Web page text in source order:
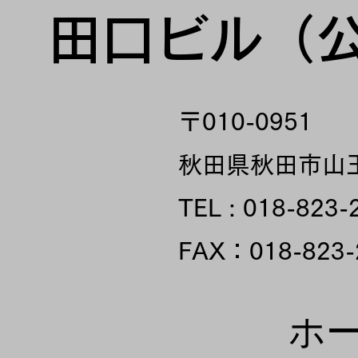
田口ビル（
〒010-0951
秋田県秋田市山
TEL : 018-823-
FAX： 018-
ホ